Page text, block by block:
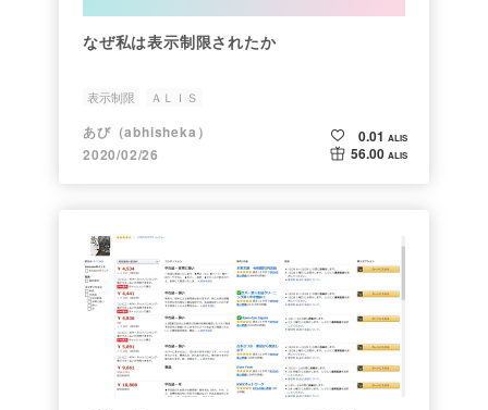
なぜ私は表示制限されたか
表示制限 ＡＬＩＳ
あび（abhisheka）
2020/02/26
0.01 ALIS
56.00 ALIS